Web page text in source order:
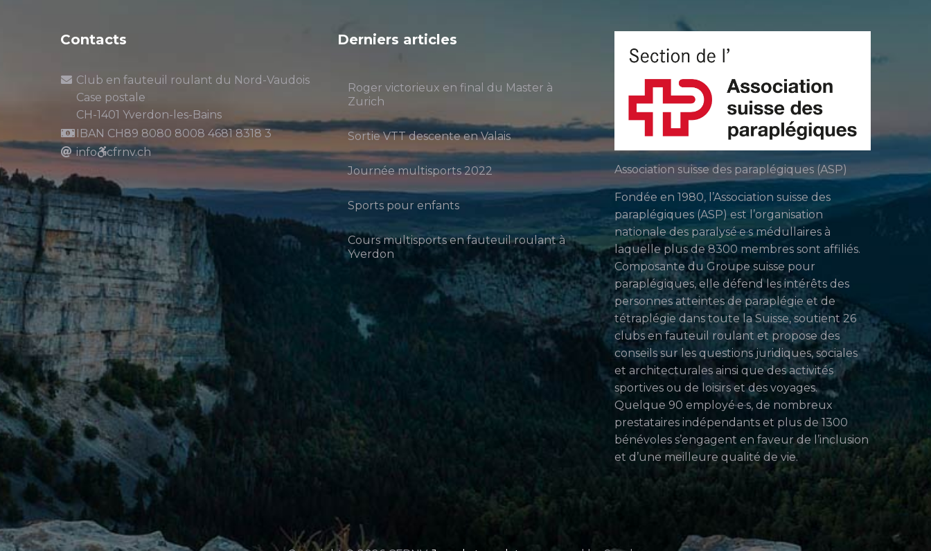
Contacts
Club en fauteuil roulant du Nord-Vaudois
Case postale
CH-1401 Yverdon-les-Bains
IBAN CH89 8080 8008 4681 8318 3
info
cfrnv.ch
Derniers articles
Roger victorieux en final du Master à
Zurich
Sortie VTT descente en Valais
Journée multisports 2022
Sports pour enfants
Cours multisports en fauteuil roulant à
Yverdon
Association suisse des paraplégiques (ASP)
Fondée en 1980, l’Association suisse des
paraplégiques (ASP) est l’organisation
nationale des paralysé·e·s médullaires à
laquelle plus de 8300 membres sont affiliés.
Composante du Groupe suisse pour
paraplégiques, elle défend les intérêts des
personnes atteintes de paraplégie et de
tétraplégie dans toute la Suisse, soutient 26
clubs en fauteuil roulant et propose des
conseils sur les questions juridiques, sociales
et architecturales ainsi que des activités
sportives ou de loisirs et des voyages.
Quelque 90 employé·e·s, de nombreux
prestataires indépendants et plus de 1300
bénévoles s’engagent en faveur de l’inclusion
et d’une meilleure qualité de vie.